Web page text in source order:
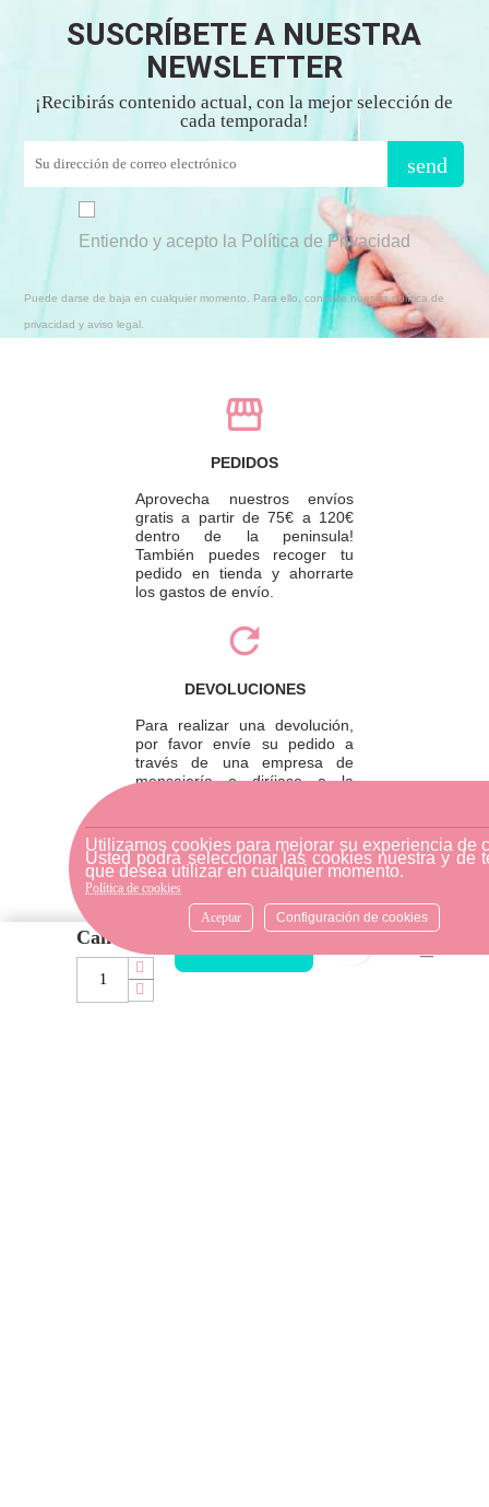
Utilizamos cookies para mejorar su experiencia de
Usted podrá seleccionar las cookies nuestra y de
que desea utilizar en cualquier momento.
Política de cookies
Aceptar
Configuración de cookies
Cantidad
SUSCRÍBETE A NUESTRA
NEWSLETTER
¡Recibirás contenido actual, con la mejor selección de
cada temporada!
send
Entiendo y acepto la Política de Privacidad
Puede darse de baja en cualquier momento. Para ello, consulte nuestra política de
privacidad y aviso legal.
PEDIDOS
Aprovecha nuestros envíos
gratis a partir de 75€ a 120€
dentro de la peninsula!
También puedes recoger tu
pedido en tienda y ahorrarte
los gastos de envío.
DEVOLUCIONES
Para realizar una devolución,
por favor envíe su pedido a
través de una empresa de
mensajería o diríjase a la
ATENCIÓN AL CLIENTE
Si necesitas ayuda, no dudes
WhatsApp al número
633540808. Estamos aquí para
resolver tus dudas y ofrecerte